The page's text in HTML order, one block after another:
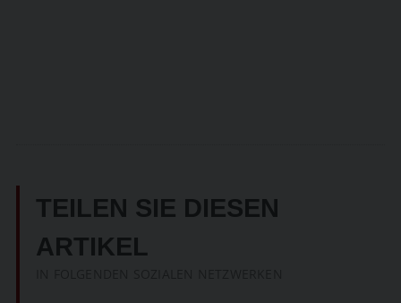
TEILEN SIE DIESEN
ARTIKEL